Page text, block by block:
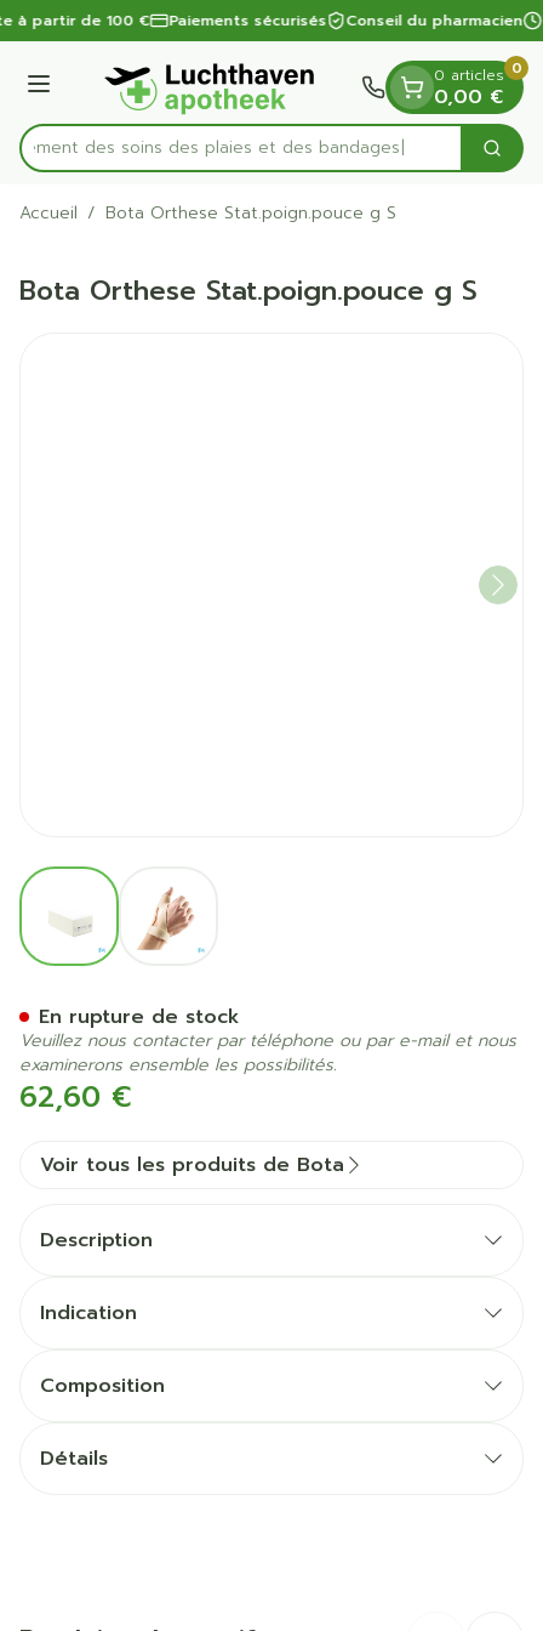
Aller au contenu
1 de 1
à partir de 100 € Paiements sécurisés Conseil du pharmacien
Menu
Rechercherdes soins des plaies et des bandages
0 articles
0,00 €
0
Accueil / Bota Orthese Stat.poign.pouce g S
Bota Orthese Stat.poign.pouce g S
View larger imageView larger image
62,60 €
En rupture de stock
Veuillez nous contacter par téléphone ou par e-mail et nous
examinerons ensemble les possibilités.
Voir tous les produits de Bota
Description
Indication
Composition
Détails